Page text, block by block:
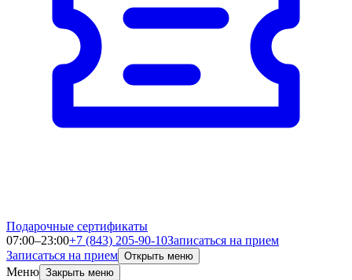
Подарочные сертификаты
07:00–23:00+7 (843) 205-90-10Записаться на прием
Записаться на прием Открыть меню
Меню Закрыть меню